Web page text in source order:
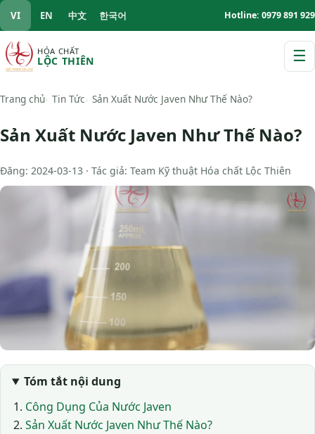
VI EN 中文 한국어 Hotline: 0979 891 929
HÓA CHẤT
LỘC THIÊN ☰
Trang chủ Tin Tức Sản Xuất Nước Javen Như Thế Nào?
Sản Xuất Nước Javen Như Thế Nào?
Đăng: 2024-03-13 · Tác giả: Team Kỹ thuật Hóa chất Lộc Thiên
Tóm tắt nội dung
Công Dụng Của Nước Javen
Sản Xuất Nước Javen Như Thế Nào?